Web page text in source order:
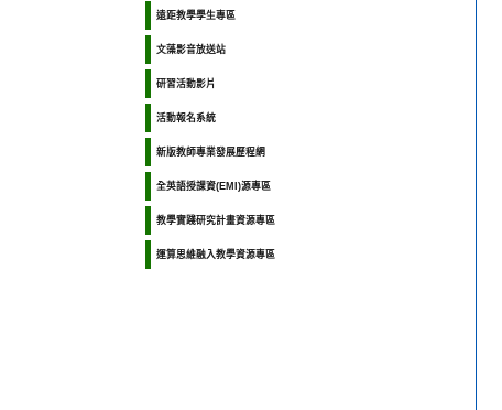
遠距教學學生專區
文藻影音放送站
研習活動影片
活動報名系統
新版教師專業發展歷程網
全英語授課資(EMI)源專區
教學實踐研究計畫資源專區
運算思維融入教學資源專區